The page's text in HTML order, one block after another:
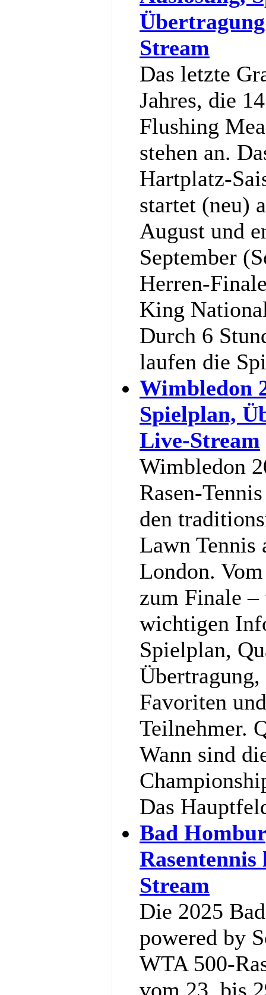
Stream
Das letzte
Jahres, die
Flushing
stehen an.
Hartplatz-
startet (neu)
August und
September
Herren-
King
Durch 6
laufen die
Wimbledon
Spielplan,
Live-Stream
Wimbledon
Rasen-
den
Lawn Tennis
London.
zum Finale
wichtigen
Spielplan,
Favoriten
Teilnehmer.
Wann sind
Das
Bad
Stream
Die 2025
powered by
WTA 500-
vom 23. bis